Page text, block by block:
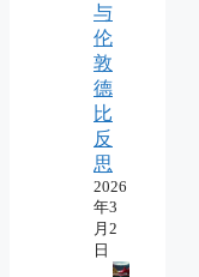
与
伦
敦
德
比
反
思
2026
年3
月2
日